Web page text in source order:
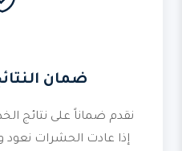
ضمان
نقدم ضماناً على نتائج
إذا عادت الحشرات نعود